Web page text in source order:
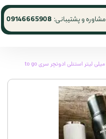
مشاوره و پشتیبانی: 09146665908